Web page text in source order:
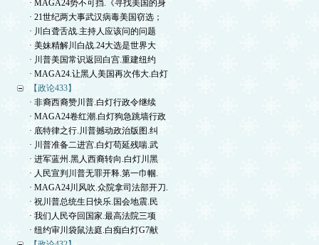
· MAGA24势不可挡.《寻找美国的身
· 21世纪两大事武汉病毒美国窃选；
· 川白聋舌战.主持人应该问的问题
· 美妹精解川白战.24大选是世界大
· 川普美国常识返回白宫.重建纽约
· MAGA24.让黑人美国再次伟大.白灯
【政论433】
· 非裔西裔赞川普.白灯行政令继续
· MAGA24卷红潮.白灯狗急跳墙行政
· 底特律之行.川普撼动政治版图.纠
· 川普准备二进宫.白灯苟延残喘.武
· 进军蓝州.黑人西裔转向.白灯川黑
· 人民宣判川普无罪开释.第一巾帼.
· MAGA24川风吹.众院拿司法部开刀.
· 祝川普总统生日快乐.国会地震.民
· 我们人民夺回国家.最高法院三项
· 纽约审川袋鼠法庭.白痴白灯G7献